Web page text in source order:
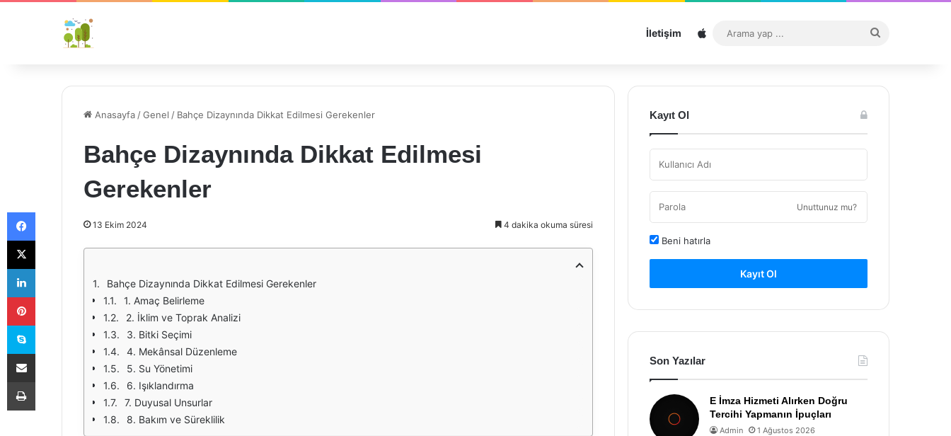
İletişim Sitemap
...
Anasayfa /Genel / Bahçe Dizaynında Dikkat Edilmesi Gerekenler
Bahçe Dizaynında Dikkat Edilmesi
Gerekenler
13 Ekim 2024 4 dakika okuma süresi
Bahçe Dizaynında Dikkat Edilmesi Gerekenler
1. Amaç Belirleme
2. İklim ve Toprak Analizi
3. Bitki Seçimi
4. Mekânsal Düzenleme
5. Su Yönetimi
6. Işıklandırma
7. Duyusal Unsurlar
8. Bakım ve Süreklilik
Kayıt Ol
Unuttunuz mu?
Beni hatırla
Kayıt Ol
Son Yazılar
E İmza Hizmeti Alırken Doğru
Tercihi Yapmanın İpuçları
Admin 1 Ağustos 2026
Facebook
X
LinkedIn
Pinterest
Skype
E-Posta ile paylaş